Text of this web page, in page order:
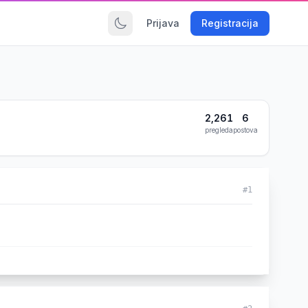
Prijava Registracija
2,261
pregleda
6
postova
#1